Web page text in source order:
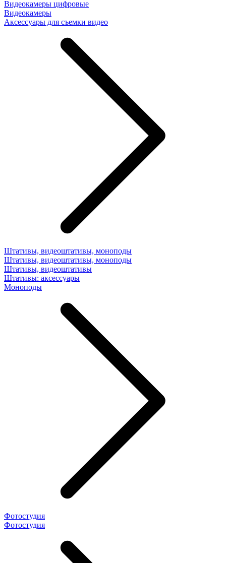
Видеокамеры цифровые
Видеокамеры
Аксессуары для съемки видео
Штативы, видеоштативы, моноподы
Штативы, видеоштативы, моноподы
Штативы, видеоштативы
Штативы: аксессуары
Моноподы
Фотостудия
Фотостудия